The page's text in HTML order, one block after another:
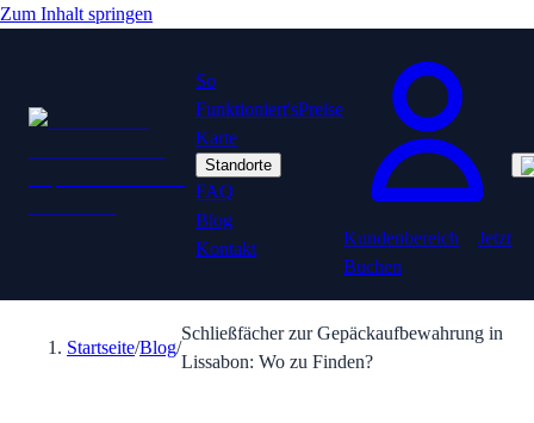
Zum Inhalt springen
So
Funktioniert'sPreise
Karte
Standorte
FAQ
Blog
Kontakt
Kundenbereich
Jetzt
Buchen
Startseite/Blog/
Schließfächer zur Gepäckaufbewahrung in
Lissabon: Wo zu Finden?